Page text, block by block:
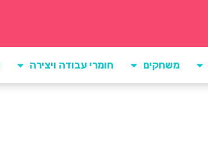
משחקים חומרי עבודה ויצירה